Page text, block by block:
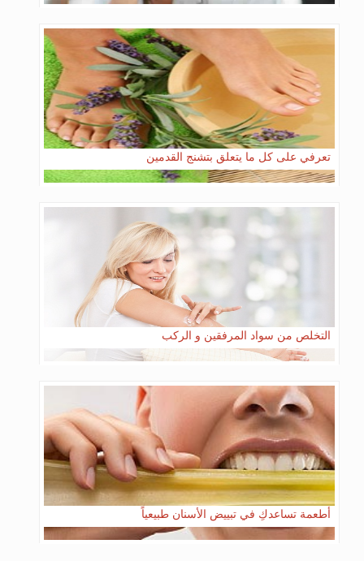
تعرفي على كل ما يتعلق بتشنج القدمين
التخلص من سواد المرفقين و الركب
أطعمة تساعدكِ في تبييض الأسنان طبيعياً